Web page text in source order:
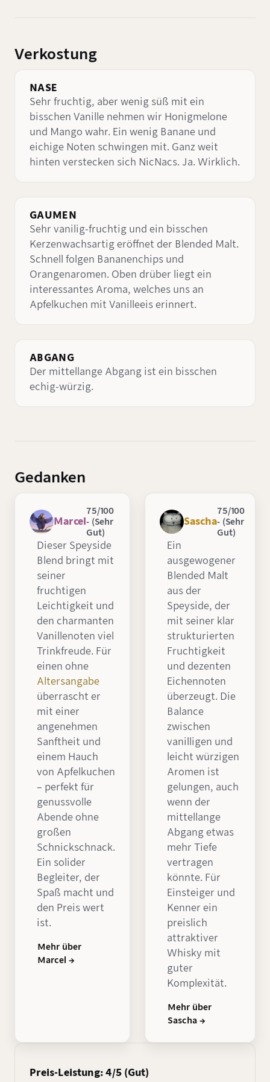
Verkostung
NASE
Sehr fruchtig, aber wenig süß mit ein
bisschen Vanille nehmen wir Honigmelone
und Mango wahr. Ein wenig Banane und
eichige Noten schwingen mit. Ganz weit
hinten verstecken sich NicNacs. Ja. Wirklich.
GAUMEN
Sehr vanilig-fruchtig und ein bisschen
Kerzenwachsartig eröffnet der Blended Malt.
Schnell folgen Bananenchips und
Orangenaromen. Oben drüber liegt ein
interessantes Aroma, welches uns an
Apfelkuchen mit Vanilleeis erinnert.
ABGANG
Der mittellange Abgang ist ein bisschen
echig-würzig.
Gedanken
Marcel
75/100
- (Sehr
Gut)
Dieser Speyside
Blend bringt mit
seiner
fruchtigen
Leichtigkeit und
den charmanten
Vanillenoten viel
Trinkfreude. Für
einen ohne
Altersangabe
überrascht er
mit einer
angenehmen
Sanftheit und
einem Hauch
von Apfelkuchen
– perfekt für
genussvolle
Abende ohne
großen
Schnickschnack.
Ein solider
Begleiter, der
Spaß macht und
den Preis wert
ist.
Mehr über
Marcel →
Sascha
75/100
- (Sehr
Gut)
Ein
ausgewogener
Blended Malt
aus der
Speyside, der
mit seiner klar
strukturierten
Fruchtigkeit
und dezenten
Eichennoten
überzeugt. Die
Balance
zwischen
vanilligen und
leicht würzigen
Aromen ist
gelungen, auch
wenn der
mittellange
Abgang etwas
mehr Tiefe
vertragen
könnte. Für
Einsteiger und
Kenner ein
preislich
attraktiver
Whisky mit
guter
Komplexität.
Mehr über
Sascha →
Preis-Leistung: 4/5 (Gut)